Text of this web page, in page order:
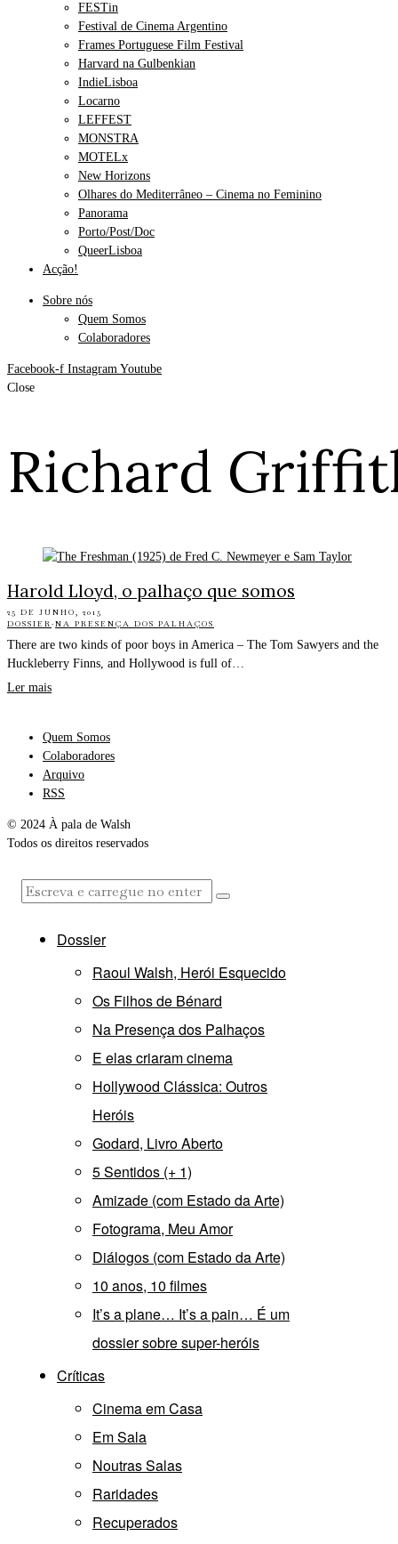
FESTin
Festival de Cinema Argentino
Frames Portuguese Film Festival
Harvard na Gulbenkian
IndieLisboa
Locarno
LEFFEST
MONSTRA
MOTELx
New Horizons
Olhares do Mediterrâneo – Cinema no Feminino
Panorama
Porto/Post/Doc
QueerLisboa
Acção!
Sobre nós
Quem Somos
Colaboradores
Facebook-f Instagram Youtube
Close
Richard
Harold Lloyd, o palhaço que somos
25 DE JUNHO, 2015
DOSSIER·NA PRESENÇA DOS PALHAÇOS
There are two kinds of poor boys in America – The Tom Sawyers and the
Huckleberry Finns, and Hollywood is full of…
Ler mais
Quem Somos
Colaboradores
Arquivo
RSS
© 2024 À pala de Walsh
Todos os direitos reservados
Dossier
Raoul Walsh, Herói Esquecido
Os Filhos de Bénard
Na Presença dos Palhaços
E elas criaram cinema
Hollywood Clássica: Outros
Heróis
Godard, Livro Aberto
5 Sentidos (+ 1)
Amizade (com Estado da Arte)
Fotograma, Meu Amor
Diálogos (com Estado da Arte)
10 anos, 10 filmes
It’s a plane… It’s a pain… É um
dossier sobre super-heróis
Críticas
Cinema em Casa
Em Sala
Noutras Salas
Raridades
Recuperados